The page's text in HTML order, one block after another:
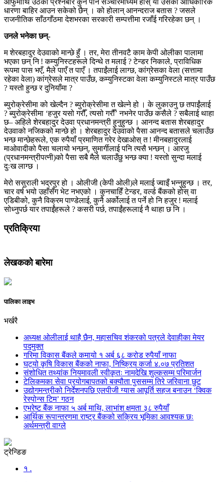
आफुमाथि उठेका प्रश्नबारे कुनै पनि सञ्चारमाध्यम होस् या उसको आधिकारिक
धारणा बाहिर आउन सकेको छैन् । को होलान् आनन्दराज बतास ? जसले
राजनीतिक साँठगाँठमा देशभरका सरकारी सम्पत्तीमा रजाँई गरिरहेका छन् ।
उनले भनेका छन्-
म शेरबहादुर देउवाको मान्छे हुँ । तर, मेरा तीनवटै काम केपी ओलीका पालामा
भएका छन् नि ! कम्युनिस्टहरूले दिन्थे त मलाई ? टेन्डर निकाले, प्राविधिक
रूपमा पास भएँ, मैले पाएँ त पाएँ । तपाईंलाई लाग्छ, कांग्रेसका वेला (सत्तामा
रहेका वेला) कांग्रेसले मात्र पाउँछ, कम्युनिस्टका वेला कम्युनिस्टले मात्र पाउँछ
? यस्तो हुन्छ र दुनियाँमा ?
ब्युरोक्रेसीमा को खेल्दैन ? ब्युरोक्रेसीमा त खेल्ने हो । के लुकाउनु छ तपाईंलाई
? ब्युरोक्रेसीमा ‘हजुर यसो गरौँ, त्यसो गरौँ’ नभनेर पाउँछ कसैले ? सबैलाई थाहा
छ– अहिले शेरबहादुर देउवा प्रधानमन्त्री हुनुहुन्छ । आनन्द बतास शेरबहादुर
देउवाको नजिकको मान्छे हो । शेरबहादुर देउवाको पैसा आनन्द बतासले चलाउँछ
भन्छ मान्छेहरूले, एक रुपैयाँ प्रमाणित गरेर देखाओस् त ! मीनबहादुरलाई
माओवादीको पैसा चलायो भन्छन्, सुमार्गीलाई पनि त्यसै भन्छन् । आरजु
(प्रधानमन्त्रीपत्नी)को पैसा सबै मैले चलाउँछु भन्छ क्या ! यस्तो सुन्दा मलाई
दुःख लाग्छ ।
मेरो ससुराली भद्रपुर हो । ओलीजी (केपी ओली)ले मलाई ज्वाइँ भन्नुहुन्छ । तर,
चार वर्ष भयो उहाँसँग भेट नभएको । कुनचाहिँ टेन्डर, वर्ल्ड बैंकको होस् वा
एडिबीको, कुनै विक्रम पाण्डेलाई, कुनै अर्कोलाई त पर्ने हो नि हजुर ! मलाई
सोध्नुपर्छ यार तपाईंहरूले ? कसरी पर्छ, तपाईंहरूलाई नै थाहा छ नि ।
प्रतिक्रिया
लेखकको बारेमा
पालिका लाइभ
भर्खरै
अध्यक्ष ओलीलाई थाहै छैन, महासचिव शंकरको पत्रले देवाहीका मेयर
पदमुक्त
गरिमा विकास बैंकले कमायो १ अर्ब ६८ करोड रुपैयाँ नाफा
घट्यो कृषि विकास बैंकको नाफा, निष्क्रिय कर्जा ४.०७ प्रतिशत
संशोधित तथ्यांक नियमावली स्वीकृतः नामदेखि शुल्कसम्म परिमार्जन
टेलिकमका सेवा प्रयोगबापतको बक्यौता पुससम्म तिरे जरिवाना छुट
उद्योगमन्त्रीको निर्देशनपछि एलपीजी ग्यास आपूर्ति सहज बनाउन ‘क्विक
रेस्पोन्स टिम’ गठन
एभरेष्ट बैंक नाफा ५ अर्ब माथि, लाभांश क्षमता ३८ रुपैयाँ
आर्थिक रूपान्तरणमा राष्ट्र बैंकको सक्रिय भूमिका आवश्यक छः
अर्थमन्त्री वाग्ले
ट्रेन्डिङ
१ .